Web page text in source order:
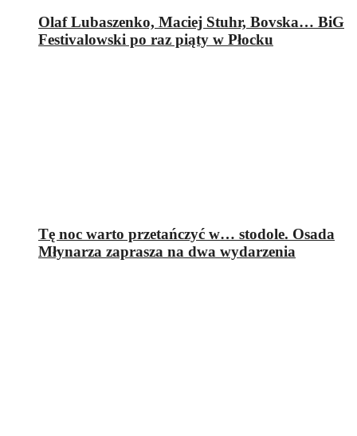
Olaf Lubaszenko, Maciej Stuhr, Bovska… BiG
Festivalowski po raz piąty w Płocku
Tę noc warto przetańczyć w… stodole. Osada
Młynarza zaprasza na dwa wydarzenia